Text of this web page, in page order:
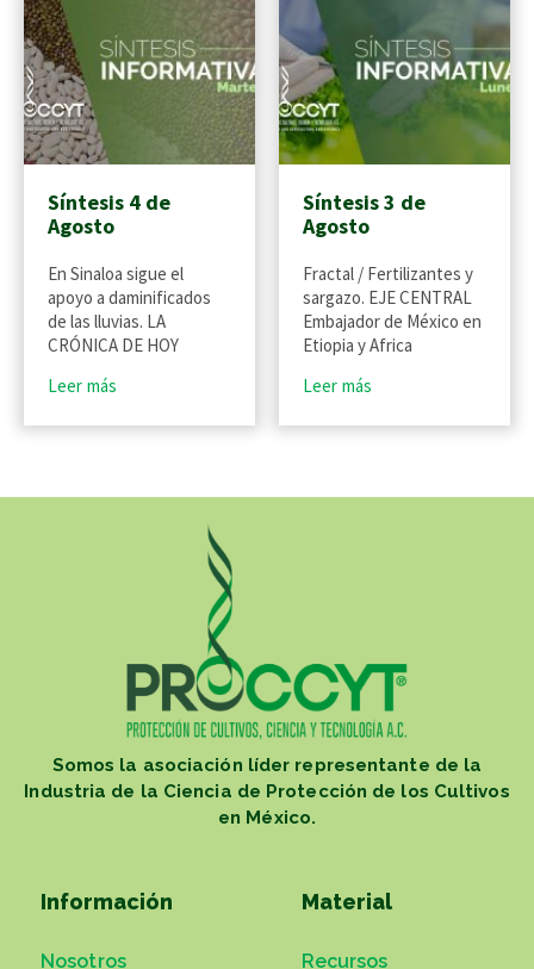
Síntesis 4 de
Agosto
En Sinaloa sigue el
apoyo a daminificados
de las lluvias. LA
CRÓNICA DE HOY
Leer más
Síntesis 3 de
Agosto
Fractal / Fertilizantes y
sargazo. EJE CENTRAL
Embajador de México en
Etiopia y Africa
Leer más
Somos la asociación líder representante de la
Industria de la Ciencia de Protección de los Cultivos
en México.
Información
Nosotros
Material
Recursos